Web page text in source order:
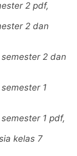
2 pdf,
2 dan
2 dan
1
1 pdf,
kelas 7